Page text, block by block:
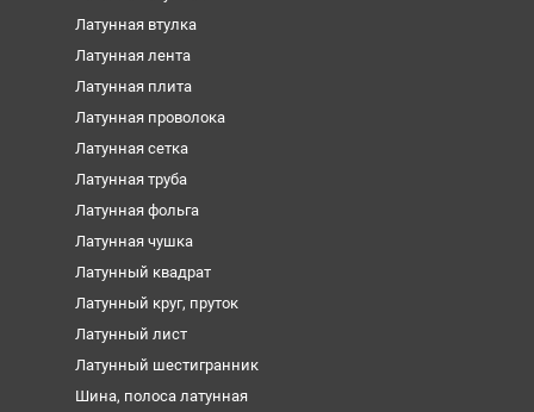
Латунная втулка
Латунная лента
Латунная плита
Латунная проволока
Латунная сетка
Латунная труба
Латунная фольга
Латунная чушка
Латунный квадрат
Латунный круг, пруток
Латунный лист
Латунный шестигранник
Шина, полоса латунная